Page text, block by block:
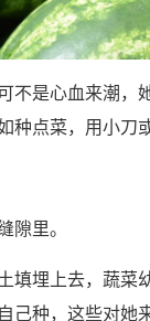
不是心血来潮，
种点菜，用小刀
隙里。
填埋上去，蔬菜
己种，这些对她